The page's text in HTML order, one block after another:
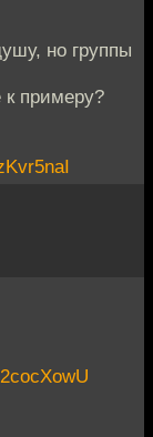
но группы
примеру?